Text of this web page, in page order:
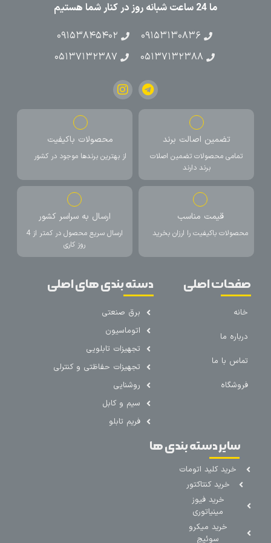
ما 24 ساعت شبانه روز در کنار شما هستیم
۰۹۱۵۳۱۳۰۸۳۶
۰۹۱۵۳۸۴۵۴۰۲
۰۵۱۳۷۱۳۲۳۸۸
۰۵۱۳۷۱۳۲۳۸۷
تضمین اصالت برند
تمامی محصولات تضمین اصلات
برند دارند
محصولات باکیفیت
از بهترین برندها موجود در کشور
قیمت مناسب
محصولات باکیفیت را ارزان بخرید
ارسال به سراسر کشور
ارسال سریع محصول در کمتر از 4
روز کاری
صفحات اصلی
خانه
درباره ما
تماس با ما
فروشگاه
دسته بندی های اصلی
برق صنعتی
اتوماسیون
تجهیزات تابلویی
تجهیزات حفاظتی و کنترلی
روشنایی
سیم و کابل
فریم تابلو
سایر دسته بندی ها
خرید کلید اتومات
خرید کنتاکتور
خرید فیوز
مینیاتوری
خرید میکرو
سوئیچ